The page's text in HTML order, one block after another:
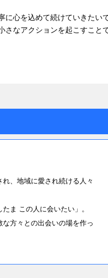
に心を込めて続けていきたい
さなアクションを起こすこと
、地域に愛され続ける人々
ま この人に会いたい」。
方々との出会いの場を作っ